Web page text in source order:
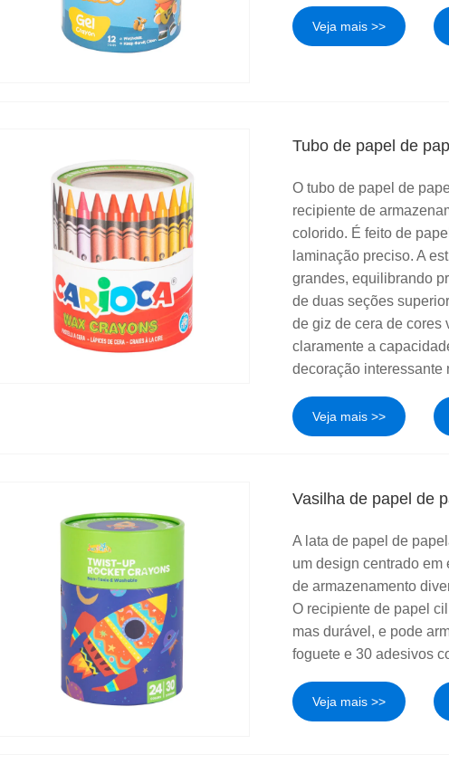
Veja mais >>
Tubo de papel de
O tubo de papel de
recipiente de
colorido. É feito de
laminação preciso. A
grandes, equilibrando
de duas seções
de giz de cera de cores
claramente a
decoração interessante
Veja mais >>
Vasilha de papel de
A lata de papel de
um design centrado
de armazenamento
O recipiente de papel
mas durável, e pode
foguete e 30 adesivos
Veja mais >>